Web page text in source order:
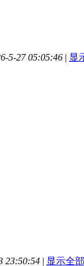
5-27 05:05:46 | 显
23:50:54 | 显示全